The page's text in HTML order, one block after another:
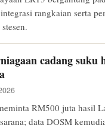
rangkaian serta
cadang suku
RM500 juta hasil
data DOSM